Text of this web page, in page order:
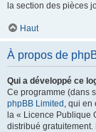
la section des pièces
Haut
À propos de
Qui a développé ce
Ce programme (dans
phpBB Limited , qui en
la « Licence Publique
distribué gratuitement.